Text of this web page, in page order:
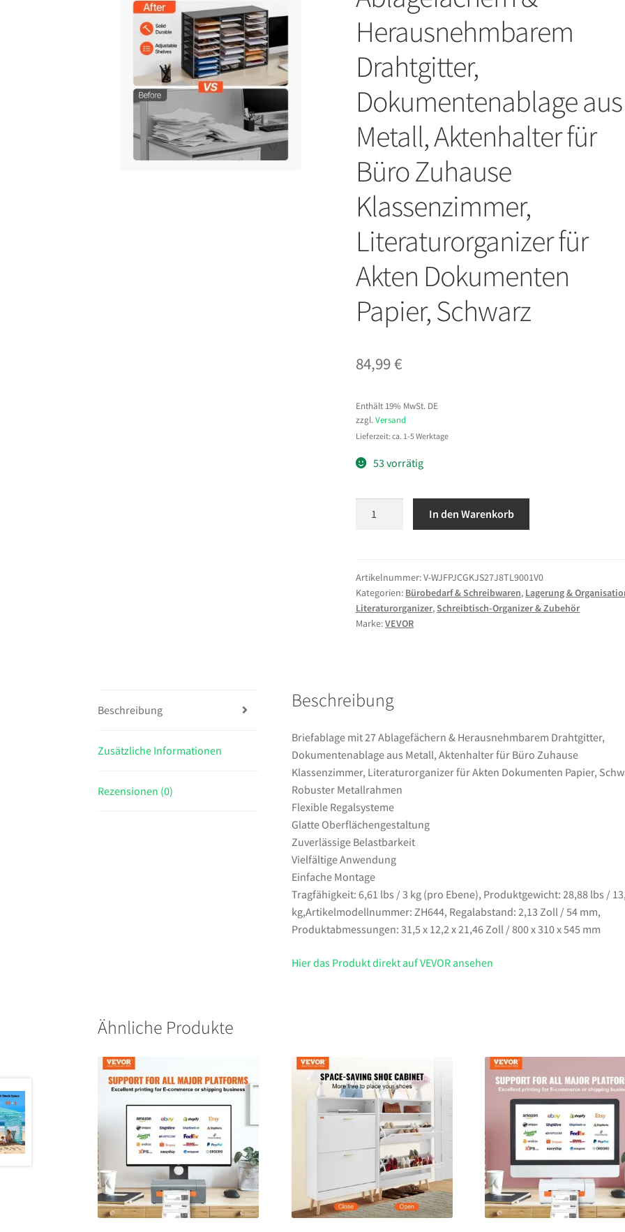
Herausnehmbarem
Drahtgitter,
Dokumentenablage aus
Metall, Aktenhalter für
Büro Zuhause
Klassenzimmer,
Literaturorganizer für
Akten Dokumenten
Papier, Schwarz
84,99€
Enthält 19% MwSt. DE
zzgl.Versand
Lieferzeit: ca. 1-5 Werktage
53 vorrätig
Ablagefächern
&
Herausnehmbarem
Drahtgitter,
Aktenhalter
Büro
Zuhause
Klassenzimmer,
Literaturorganizer
für
Akten
Dokumenten
Papier,
Schwarz
Menge
In den Warenkorb
Artikelnummer:V-WJFPJCGKJS27J8TL9001V0
Kategorien: Bürobedarf & Schreibwaren, Lagerung &
Literaturorganizer,Schreibtisch-Organizer & Zubehör
Marke:VEVOR
Beschreibung
Zusätzliche Informationen
Rezensionen (0)
Beschreibung
Briefablage mit 27 Ablagefächern & Herausnehmbarem Drahtgitter,
Dokumentenablage aus Metall, Aktenhalter für Büro Zuhause
Klassenzimmer, Literaturorganizer für Akten Dokumenten Papier,
Robuster Metallrahmen
Flexible Regalsysteme
Glatte Oberflächengestaltung
Zuverlässige Belastbarkeit
Vielfältige Anwendung
Einfache Montage
Tragfähigkeit: 6,61 lbs / 3 kg (pro Ebene), Produktgewicht: 28,88 lbs /
kg,Artikelmodellnummer: ZH644, Regalabstand: 2,13 Zoll / 54 mm,
Produktabmessungen: 31,5 x 12,2 x 21,46 Zoll / 800 x 310 x 545 mm
Hier das Produkt direkt auf VEVOR ansehen
Ähnliche Produkte